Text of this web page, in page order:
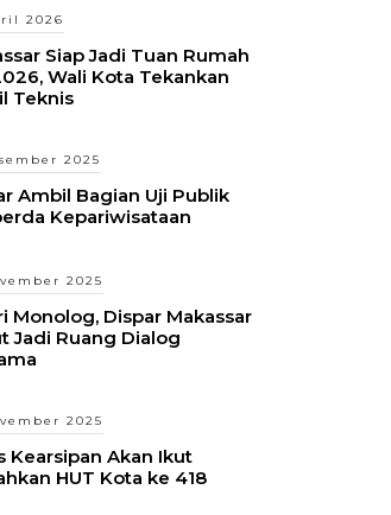
2026
Siap Jadi Tuan Rumah
Wali Kota Tekankan
Teknis
2025
Ambil Bagian Uji Publik
Kepariwisataan
2025
Monolog, Dispar Makassar
Jadi Ruang Dialog
2025
Kearsipan Akan Ikut
HUT Kota ke 418